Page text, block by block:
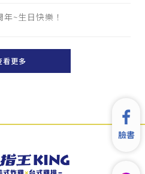
~生日快樂！
看更多
臉書